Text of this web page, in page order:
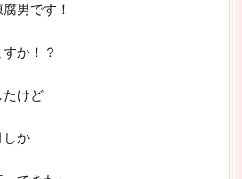
男です！
か！？
たけど
しか